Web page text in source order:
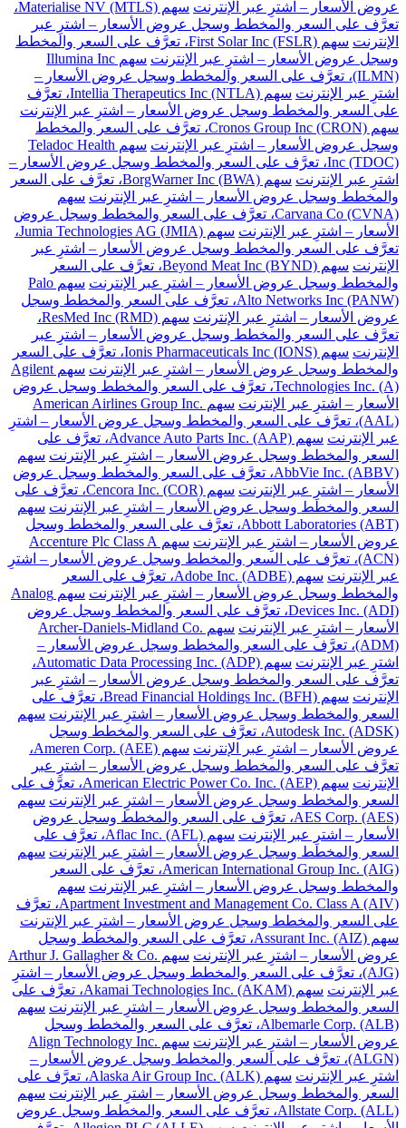
عروض الأسعار – اشترِ عبر الإنترنت
سهم Materialise NV (MTLS)،
تعرَّف على السعر والمخطط وسجل عروض الأسعار – اشترِ عبر
الإنترنت
سهم First Solar Inc (FSLR)، تعرَّف على السعر والمخطط
وسجل عروض الأسعار – اشترِ عبر الإنترنت
سهم Illumina Inc
(ILMN)، تعرَّف على السعر والمخطط وسجل عروض الأسعار –
اشترِ عبر الإنترنت
سهم Intellia Therapeutics Inc (NTLA)، تعرَّف
على السعر والمخطط وسجل عروض الأسعار – اشترِ عبر الإنترنت
سهم Cronos Group Inc (CRON)، تعرَّف على السعر والمخطط
وسجل عروض الأسعار – اشترِ عبر الإنترنت
سهم Teladoc Health
Inc (TDOC)، تعرَّف على السعر والمخطط وسجل عروض الأسعار –
اشترِ عبر الإنترنت
سهم BorgWarner Inc (BWA)، تعرَّف على السعر
والمخطط وسجل عروض الأسعار – اشترِ عبر الإنترنت سهم
Carvana Co (CVNA)، تعرَّف على السعر والمخطط وسجل عروض
الأسعار – اشترِ عبر الإنترنت
سهم Jumia Technologies AG (JMIA)،
تعرَّف على السعر والمخطط وسجل عروض الأسعار – اشترِ عبر
الإنترنت
سهم Beyond Meat Inc (BYND)، تعرَّف على السعر
والمخطط وسجل عروض الأسعار – اشترِ عبر الإنترنت
سهم Palo
Alto Networks Inc (PANW)، تعرَّف على السعر والمخطط وسجل
عروض الأسعار – اشترِ عبر الإنترنت
سهم ResMed Inc (RMD)،
تعرَّف على السعر والمخطط وسجل عروض الأسعار – اشترِ عبر
الإنترنت
سهم Ionis Pharmaceuticals Inc (IONS)، تعرَّف على السعر
والمخطط وسجل عروض الأسعار – اشترِ عبر الإنترنت
سهم Agilent
Technologies Inc. (A)، تعرَّف على السعر والمخطط وسجل عروض
الأسعار – اشترِ عبر الإنترنت
سهم American Airlines Group Inc.
(AAL)، تعرَّف على السعر والمخطط وسجل عروض الأسعار – اشترِ
عبر الإنترنت
سهم Advance Auto Parts Inc. (AAP)، تعرَّف على
السعر والمخطط وسجل عروض الأسعار – اشترِ عبر الإنترنت سهم
AbbVie Inc. (ABBV)، تعرَّف على السعر والمخطط وسجل عروض
الأسعار – اشترِ عبر الإنترنت
سهم Cencora Inc. (COR)، تعرَّف على
السعر والمخطط وسجل عروض الأسعار – اشترِ عبر الإنترنت سهم
Abbott Laboratories (ABT)، تعرَّف على السعر والمخطط وسجل
عروض الأسعار – اشترِ عبر الإنترنت
سهم Accenture Plc Class A
(ACN)، تعرَّف على السعر والمخطط وسجل عروض الأسعار – اشترِ
عبر الإنترنت
سهم Adobe Inc. (ADBE)، تعرَّف على السعر
والمخطط وسجل عروض الأسعار – اشترِ عبر الإنترنت
سهم Analog
Devices Inc. (ADI)، تعرَّف على السعر والمخطط وسجل عروض
الأسعار – اشترِ عبر الإنترنت
سهم Archer-Daniels-Midland Co.
(ADM)، تعرَّف على السعر والمخطط وسجل عروض الأسعار –
اشترِ عبر الإنترنت
سهم Automatic Data Processing Inc. (ADP)،
تعرَّف على السعر والمخطط وسجل عروض الأسعار – اشترِ عبر
الإنترنت
سهم Bread Financial Holdings Inc. (BFH)، تعرَّف على
السعر والمخطط وسجل عروض الأسعار – اشترِ عبر الإنترنت سهم
Autodesk Inc. (ADSK)، تعرَّف على السعر والمخطط وسجل
عروض الأسعار – اشترِ عبر الإنترنت
سهم Ameren Corp. (AEE)،
تعرَّف على السعر والمخطط وسجل عروض الأسعار – اشترِ عبر
الإنترنت
سهم American Electric Power Co. Inc. (AEP)، تعرَّف على
السعر والمخطط وسجل عروض الأسعار – اشترِ عبر الإنترنت سهم
AES Corp. (AES)، تعرَّف على السعر والمخطط وسجل عروض
الأسعار – اشترِ عبر الإنترنت
سهم Aflac Inc. (AFL)، تعرَّف على
السعر والمخطط وسجل عروض الأسعار – اشترِ عبر الإنترنت سهم
American International Group Inc. (AIG)، تعرَّف على السعر
والمخطط وسجل عروض الأسعار – اشترِ عبر الإنترنت سهم
Apartment Investment and Management Co. Class A (AIV)، تعرَّف
على السعر والمخطط وسجل عروض الأسعار – اشترِ عبر الإنترنت
سهم Assurant Inc. (AIZ)، تعرَّف على السعر والمخطط وسجل
عروض الأسعار – اشترِ عبر الإنترنت
سهم Arthur J. Gallagher & Co.
(AJG)، تعرَّف على السعر والمخطط وسجل عروض الأسعار – اشترِ
عبر الإنترنت
سهم Akamai Technologies Inc. (AKAM)، تعرَّف على
السعر والمخطط وسجل عروض الأسعار – اشترِ عبر الإنترنت سهم
Albemarle Corp. (ALB)، تعرَّف على السعر والمخطط وسجل
عروض الأسعار – اشترِ عبر الإنترنت
سهم Align Technology Inc.
(ALGN)، تعرَّف على السعر والمخطط وسجل عروض الأسعار –
اشترِ عبر الإنترنت
سهم Alaska Air Group Inc. (ALK)، تعرَّف على
السعر والمخطط وسجل عروض الأسعار – اشترِ عبر الإنترنت سهم
Allstate Corp. (ALL)، تعرَّف على السعر والمخطط وسجل عروض